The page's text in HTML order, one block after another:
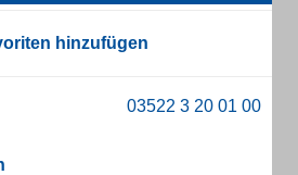
hinzufügen